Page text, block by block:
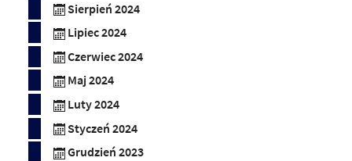
Sierpień 2024
Lipiec 2024
Czerwiec 2024
Maj 2024
Luty 2024
Styczeń 2024
Grudzień 2023